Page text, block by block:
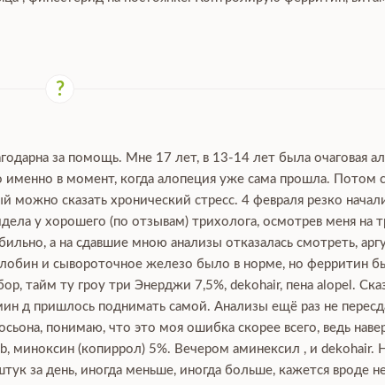
за помощь. Мне 17 лет, в 13-14 лет была очаговая
в момент, когда алопеция уже сама прошла. Потом с
можно сказать хронический стресс. 4 февраля резко
у хорошего (по отзывам) трихолога, осмотрев меня на
а на сдавшие мною анализы отказалась смотреть,
и сывороточное железо было в норме, но ферритин
тайм ту гроу три Энерджи 7,5%, dekohair, пена alopel.
д пришлось поднимать самой. Анализы ещё раз не
понимаю, что это моя ошибка скорее всего, ведь
(копиррол) 5%. Вечером аминексил , и dekohair.
за день, иногда меньше, иногда больше, кажется вроде